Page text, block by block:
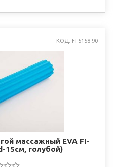
КОД: FI-5158-90
массажный EVA FI-
15см, голубой)